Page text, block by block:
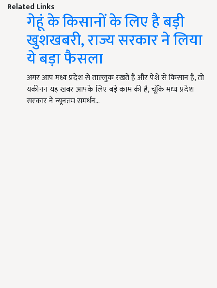
Related Links
गेहूं के किसानों के लिए है बड़ी
खुशखबरी, राज्य सरकार ने लिया
ये बड़ा फैसला
अगर आप मध्य प्रदेश से ताल्लुक रखते हैं और पेशे से किसान हैं, तो
यकीनन यह खबर आपके लिए बड़े काम की है, चूंकि मध्य प्रदेश
सरकार ने न्यूनतम समर्थन…